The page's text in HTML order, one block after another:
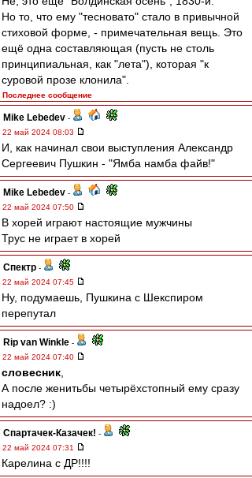
Но то, что ему "тесновато" стало в привычной
стиховой форме, - примечательная вещь. Это
ещё одна составляющая (пусть не столь
принципиальная, как "лета"), которая "к
суровой прозе клонила".
Последнее сообщение
Mike Lebedev -
22 май 2024 08:03
И, как начинал свои выступления Александр
Сергеевич Пушкин - "Ямба намба файв!"
Mike Lebedev -
22 май 2024 07:50
В хорей играют настоящие мужчины
Трус не играет в хорей
Спектр -
22 май 2024 07:45
Ну, подумаешь, Пушкина с Шекспиром
перепутал
Rip van Winkle -
22 май 2024 07:40
словесник
А после женитьбы четырёхстопный ему сразу
надоел? :)
Спартачек-Казачек! -
22 май 2024 07:31
Карелина с ДР!!!!